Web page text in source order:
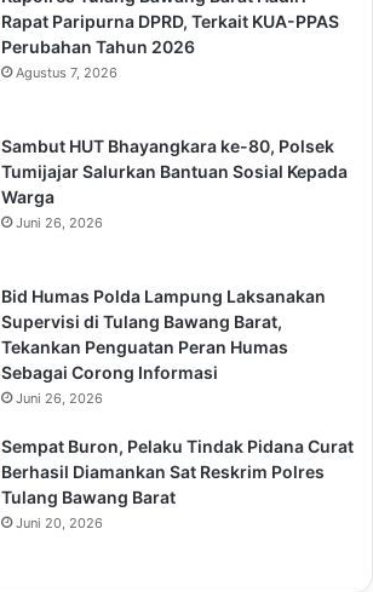
Rapat Paripurna DPRD, Terkait KUA-PPAS
Perubahan Tahun 2026
Agustus 7, 2026
Sambut HUT Bhayangkara ke-80, Polsek
Tumijajar Salurkan Bantuan Sosial Kepada
Warga
Juni 26, 2026
Bid Humas Polda Lampung Laksanakan
Supervisi di Tulang Bawang Barat,
Tekankan Penguatan Peran Humas
Sebagai Corong Informasi
Juni 26, 2026
Sempat Buron, Pelaku Tindak Pidana Curat
Berhasil Diamankan Sat Reskrim Polres
Tulang Bawang Barat
Juni 20, 2026